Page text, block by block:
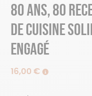
80 ans, 80
de cuisine
engagé
16,00 €